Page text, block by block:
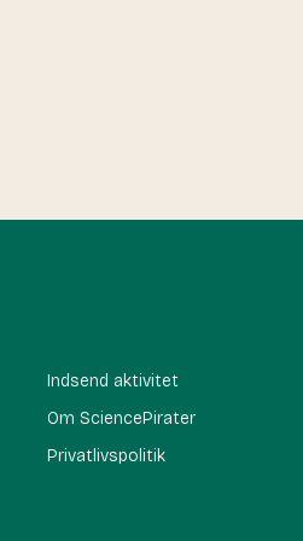
Indsend aktivitet
Om SciencePirater
Privatlivspolitik